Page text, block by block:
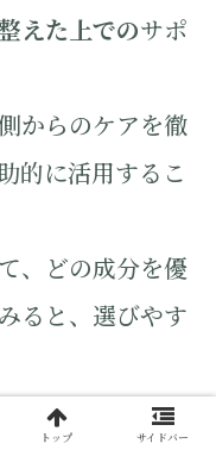
えた上でのサポ
からのケアを徹
的に活用するこ
、どの成分を優
ると、選びやす
トップ サイドバー